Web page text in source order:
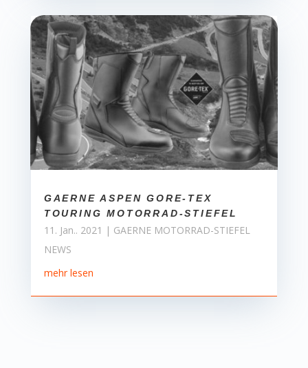
GAERNE ASPEN GORE-TEX
TOURING MOTORRAD-STIEFEL
11. Jan.. 2021 | GAERNE MOTORRAD-STIEFEL
NEWS
mehr lesen